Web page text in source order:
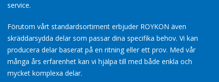
service.
Förutom vårt standardsortiment erbjuder ROYKON även
skräddarsydda delar som passar dina specifika behov. Vi kan
producera delar baserat på en ritning eller ett prov. Med vår
många års erfarenhet kan vi hjälpa till med både enkla och
mycket komplexa delar.